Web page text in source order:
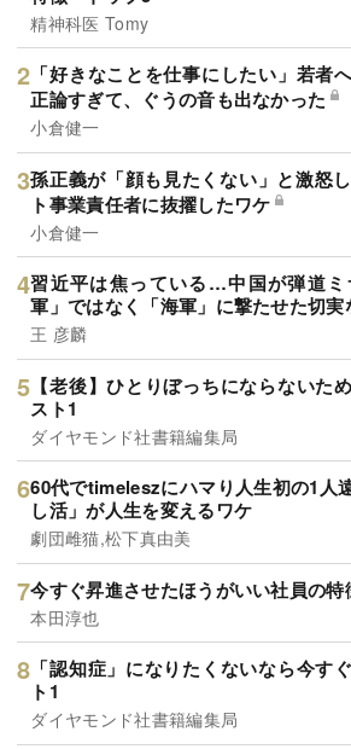
精神科医 Tomy
「好きなことを仕事にしたい」若者
正論すぎて、ぐうの音も出なかった
小倉健一
孫正義が「顔も見たくない」と激怒
ト事業責任者に抜擢したワケ
小倉健一
習近平は焦っている…中国が弾道ミ
軍」ではなく「海軍」に撃たせた切実
王 彦麟
【老後】ひとりぼっちにならないた
スト1
ダイヤモンド社書籍編集局
60代でtimeleszにハマり人生初の1人
し活」が人生を変えるワケ
劇団雌猫,松下真由美
今すぐ昇進させたほうがいい社員の特
本田淳也
「認知症」になりたくないなら今す
ト1
ダイヤモンド社書籍編集局